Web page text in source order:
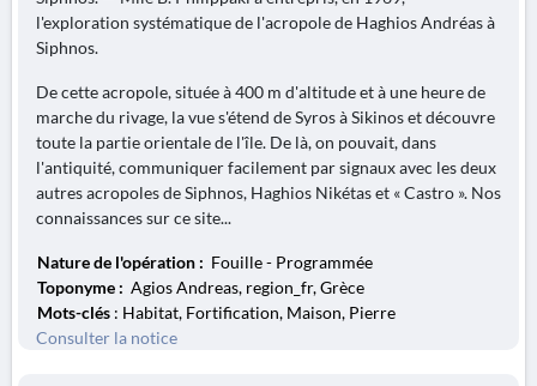
l'exploration systématique de l'acropole de Haghios Andréas à
Siphnos.
De cette acropole, située à 400 m d'altitude et à une heure de
marche du rivage, la vue s'étend de Syros à Sikinos et découvre
toute la partie orientale de l'île. De là, on pouvait, dans
l'antiquité, communiquer facilement par signaux avec les deux
autres acropoles de Siphnos, Haghios Nikétas et « Castro ». Nos
connaissances sur ce site...
Nature de l'opération : Fouille - Programmée
Toponyme : Agios Andreas, region_fr, Grèce
Mots-clés : Habitat, Fortification, Maison, Pierre
Consulter la notice